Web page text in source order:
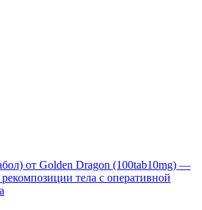
от Golden Dragon (100tab10mg) —
тела с оперативной